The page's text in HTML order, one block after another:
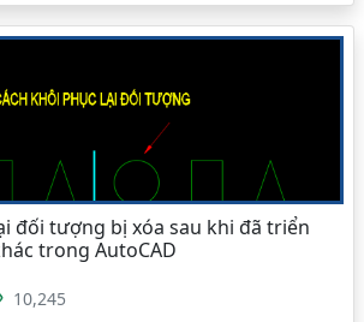
đối tượng bị xóa sau khi đã triển
trong AutoCAD
10,245